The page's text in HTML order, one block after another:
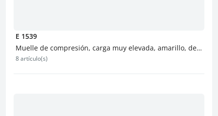
E 1539
Muelle de compresión, carga muy elevada, amarillo, de
sección redonda
8 artículo(s)